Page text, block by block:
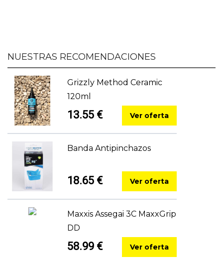
NUESTRAS RECOMENDACIONES
Grizzly Method Ceramic
120ml
13.55 € Ver oferta
Banda Antipinchazos
18.65 € Ver oferta
Maxxis Assegai 3C MaxxGrip
DD
58.99 € Ver oferta